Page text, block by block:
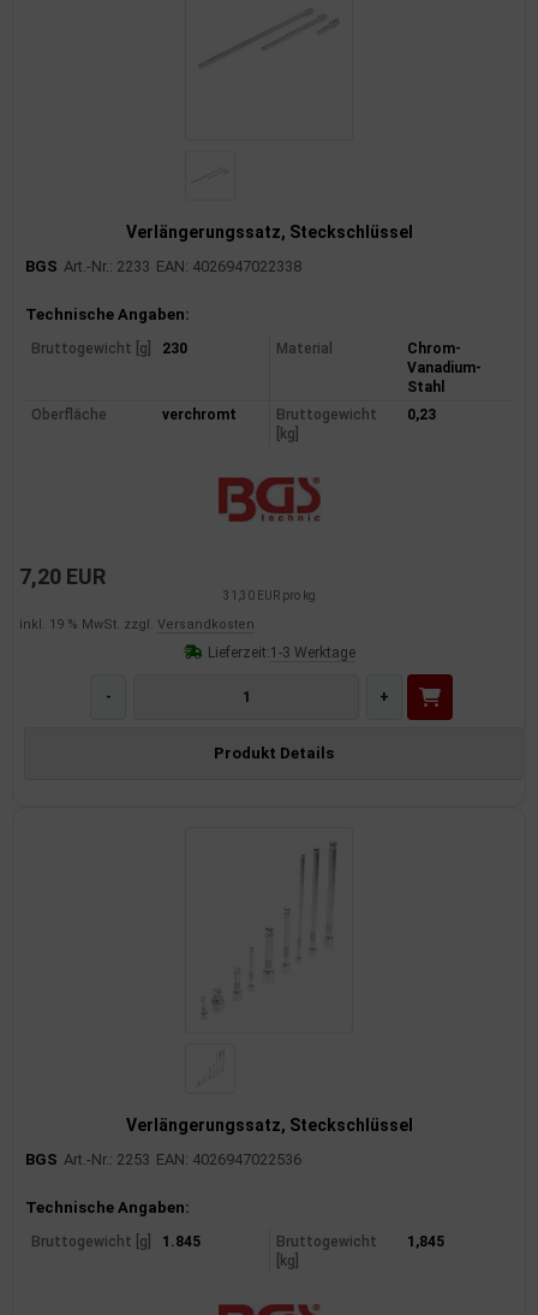
Verlängerungssatz, Steckschlüssel
BGS Art.-Nr.: 2233 EAN: 4026947022338
Produktinformationen
Technische Angaben:
Bruttogewicht [g] 230 Material
Chrom-
Vanadium-
Stahl
Oberfläche
verchromt
Bruttogewicht
[kg]
0,23
7,20 EUR
31,30 EUR pro kg
inkl. 19 % MwSt. zzgl. Versandkosten
Lieferzeit:1-3 Werktage
- +
Produkt Details
Verlängerungssatz, Steckschlüssel
BGS Art.-Nr.: 2253 EAN: 4026947022536
Produktinformationen
Technische Angaben:
Bruttogewicht [g] 1.845
Bruttogewicht
[kg]
1,845